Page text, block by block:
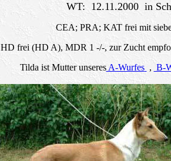
WT: 12.11.2000 in
CEA; PRA; KAT frei mit
HD frei (HD A), MDR 1 -/-, zur Zucht
Tilda ist Mutter unseresA-Wurfes , B-